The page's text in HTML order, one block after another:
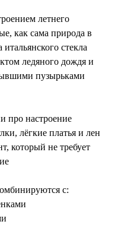
летнего
как сама природа в
стекла
ледяного дождя и
пузырьками
про настроение
лёгкие платья и лен
который не требует
с: